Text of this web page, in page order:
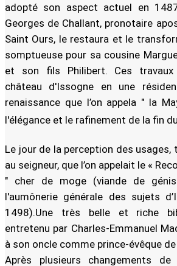
adopté son aspect actuel en
Georges de Challant, pronotaire
Saint Ours, le restaura et le
somptueuse pour sa cousine
et son fils Philibert. Ces
château d'Issogne en une
renaissance que l’on appela " la
l'élégance et le rafinement de la fin
Le jour de la perception des
au seigneur, que l’on appelait le «
" cher de moge (viande de
l'aumônerie générale des sujets
1498).Une très belle et riche
entretenu par Charles-Emmanuel
à son oncle comme prince-évêque
Après plusieurs changements